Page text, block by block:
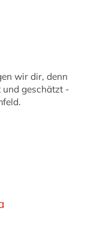
wir dir, denn
und geschätzt -